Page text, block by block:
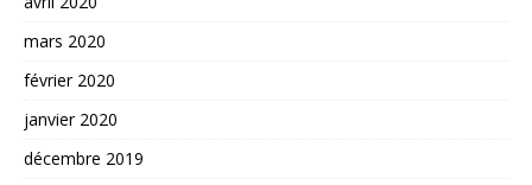
mars 2020
février 2020
janvier 2020
décembre 2019